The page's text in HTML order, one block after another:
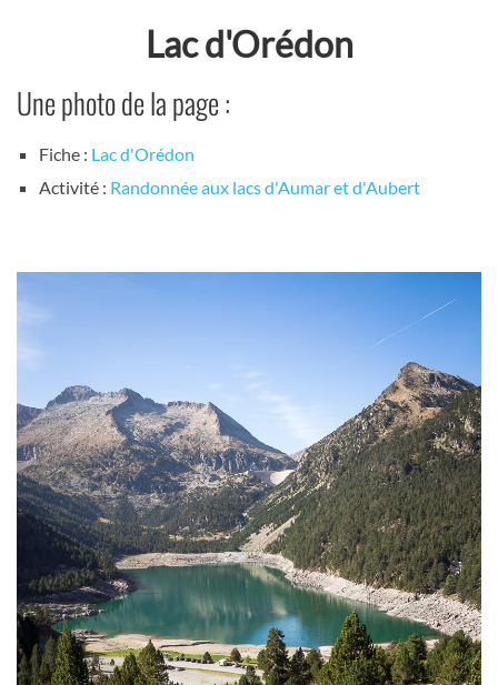
Lac d'Orédon
Une photo de la page :
Fiche : Lac d'Orédon
Activité : Randonnée aux lacs d'Aumar et d'Aubert